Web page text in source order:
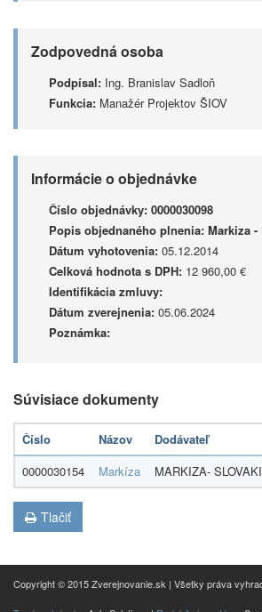
Zodpovedná osoba
Podpísal: Ing. Branislav Sadloň
Funkcia: Manažér Projektov ŠIOV
Informácie o objednávke
Číslo objednávky: 0000030098
Popis objednaného plnenia: Markiza -
Dátum vyhotovenia: 05.12.2014
Celková hodnota s DPH: 12 960,00 €
Identifikácia zmluvy:
Dátum zverejnenia: 05.06.2024
Poznámka:
Súvisiace dokumenty
Číslo Názov Dodávateľ
0000030154
Markíza MARKIZA-
Tlačiť
Copyright © 2015 Zverejnovanie.sk | Všetky práva